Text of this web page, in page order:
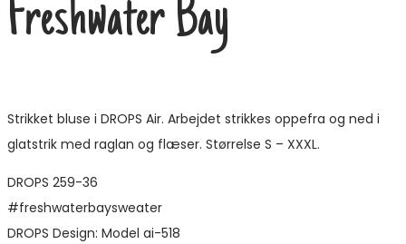
Freshwater Bay
Strikket bluse i DROPS Air. Arbejdet strikkes oppefra og ned i
glatstrik med raglan og flæser. Størrelse S – XXXL.
DROPS 259-36
#freshwaterbaysweater
DROPS Design: Model ai-518